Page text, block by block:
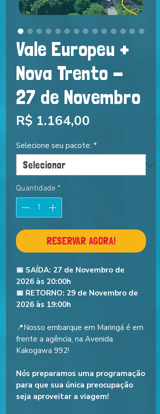
Vale Europeu +
Nova Trento -
27 de Novembro
R$ 1.164,00
Selecione seu pacote: *
Quantidade *
RESERVAR AGORA!
📅 SAÍDA: 27 de Novembro de
2026 às 20:00h
📅 RETORNO: 29 de Novembro de
2026 às 19:00h
📍Nosso embarque em Maringá é em
frente a agência, na Avenida
Kakogawa 992!
Nós preparamos uma programação
para que sua única preocupação
seja aproveitar a viagem!